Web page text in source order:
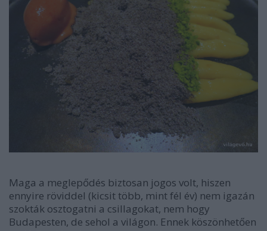
Maga a meglepődés biztosan jogos volt, hiszen
ennyire röviddel (kicsit több, mint fél év) nem igazán
szokták osztogatni a csillagokat, nem hogy
Budapesten, de sehol a világon. Ennek köszönhetően